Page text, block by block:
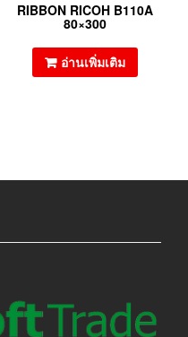
RIBBON RICOH B110A
80×300
อ่านเพิ่มเติม